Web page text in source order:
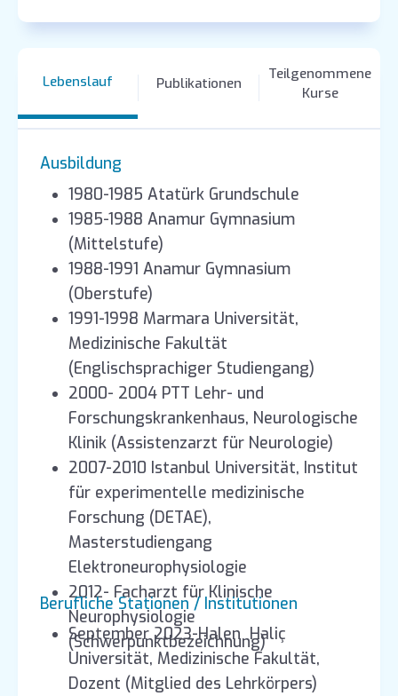
Lebenslauf Publikationen
Teilgenommene
Kurse
Ausbildung
1980-1985 Atatürk Grundschule
1985-1988 Anamur Gymnasium
(Mittelstufe)
1988-1991 Anamur Gymnasium
(Oberstufe)
1991-1998 Marmara Universität,
Medizinische Fakultät
(Englischsprachiger Studiengang)
2000- 2004 PTT Lehr- und
Forschungskrankenhaus, Neurologische
Klinik (Assistenzarzt für Neurologie)
2007-2010 Istanbul Universität, Institut
für experimentelle medizinische
Forschung (DETAE),
Masterstudiengang
Elektroneurophysiologie
2012- Facharzt für Klinische
Neurophysiologie
(Schwerpunktbezeichnung)
Berufliche Stationen / Institutionen
September 2023-Halen Haliç
Universität, Medizinische Fakultät,
Dozent (Mitglied des Lehrkörpers)